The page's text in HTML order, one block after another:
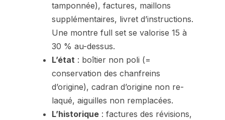
tamponnée), factures, maillons
supplémentaires, livret d’instructions.
Une montre full set se valorise 15 à
30 % au-dessus.
L’état: boîtier non poli (=
conservation des chanfreins
d’origine), cadran d’origine non re-
laqué, aiguilles non remplacées.
L’historique: factures des révisions,